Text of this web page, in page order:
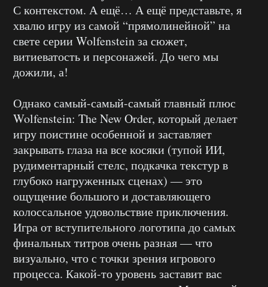
С контекстом. А ещё… А ещё представьте, я
хвалю игру из самой “прямолинейной” на
свете серии Wolfenstein за сюжет,
витиеватость и персонажей. До чего мы
дожили, а!
Однако самый-самый-самый главный плюс
Wolfenstein: The New Order, который делает
игру поистине особенной и заставляет
закрывать глаза на все косяки (тупой ИИ,
рудиментарный стелс, подкачка текстур в
глубоко нагруженных сценах) — это
ощущение большого и доставляющего
колоссальное удовольствие приключения.
Игра от вступительного логотипа до самых
финальных титров очень разная — что
визуально, что с точки зрения игрового
процесса. Какой-то уровень заставит вас